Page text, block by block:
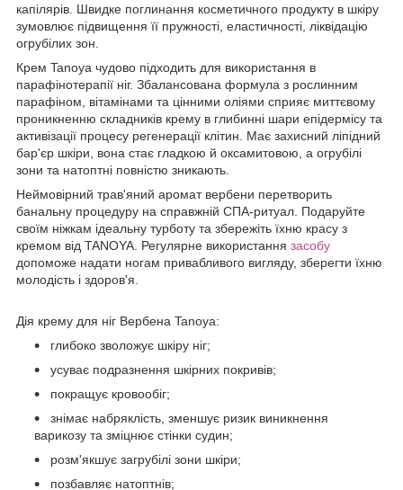
капілярів. Швидке поглинання косметичного продукту в шкіру
зумовлює підвищення її пружності, еластичності, ліквідацію
огрубілих зон.
Крем Tanoya чудово підходить для використання в
парафінотерапії ніг. Збалансована формула з рослинним
парафіном, вітамінами та цінними оліями сприяє миттєвому
проникненню складників крему в глибинні шари епідермісу та
активізації процесу регенерації клітин. Має захисний ліпідний
бар'єр шкіри, вона стає гладкою й оксамитовою, а огрубілі
зони та натоптні повністю зникають.
Неймовірний трав'яний аромат вербени перетворить
банальну процедуру на справжній СПА-ритуал. Подаруйте
своїм ніжкам ідеальну турботу та збережіть їхню красу з
кремом від TANOYA. Регулярне використання засобу
допоможе надати ногам привабливого вигляду, зберегти їхню
молодість і здоров'я.
Дія крему для ніг Вербена Tanoya:
глибоко зволожує шкіру ніг;
усуває подразнення шкірних покривів;
покращує кровообіг;
знімає набряклість, зменшує ризик виникнення
варикозу та зміцнює стінки судин;
розм'якшує загрубілі зони шкіри;
позбавляє натоптнів;